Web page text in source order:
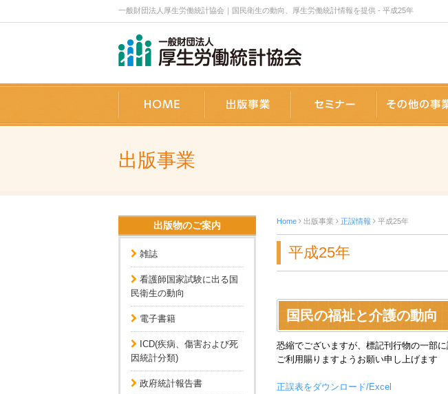
一般財団法人厚生労働統計協会｜国民衛生の動向、厚生労働統計情報を提供 - 平成25年
ホーム 出版事業 セミナー
出版事業
出版物のご案内
雑誌
看護師国家試験に出る国
民衛生の動向
電子書籍
ICD(疾病、傷害および死
因統計分類)
政府統計報告書
Home 出版事業 正誤情報 平成25年
平成25年
国民の福祉と介護の動
恐縮でございますが、標記刊行物の一部
ご利用賜りますようお願い申し上げます
正誤表をダウンロード/Excel